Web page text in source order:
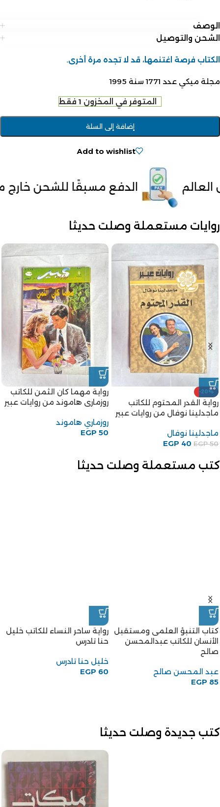
الوصف
الشحن والتوصيل
الكتاب فرصة اغتنمها، قد لا تجده مرة أخرى.
مجلة ميكي عدد 1771 سنة 1995
المتوفر في المخزون 1 فقط
إضافة إلى السلة
Add to wishlist
توصيل مسبقًا للشحن خارج مصر
روايات مستعملة وصلت حديثا
-20%
رواية القدر المحتوم للكاتب
ماجدلينا نوفال من روايات عبير
ماجدلينا نوفال
EGP50
EGP 40
رواية مهما كان الثمن للكاتب
روزمارى هاموند من روايات عبير
روزماري هاموند
EGP 50
كتب مستعملة وصلت حديثا
كتاب التنبؤ العلمى ومستقبل
الأنسان للكاتب عبدالمحسن
صالح
عبد المحسن صالح
EGP 85
رواية ساحر النساء للكاتب خليل
حنا تادرس
خليل حنا تادرس
EGP 60
كتب جديدة وصلت حديثا